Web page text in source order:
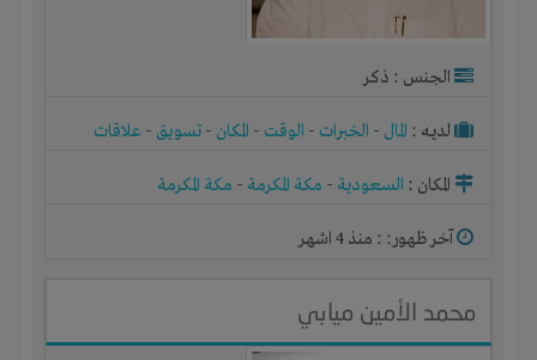
الجنس : ذكر
لديـه : المال - الخبرات - الوقت - المكان - تسويق - علاقات
المكان : السعودية - مكة المكرمة - مكة المكرمة
آخر ظهور: : منذ 4 اشهر
محمد الأمين ميابي